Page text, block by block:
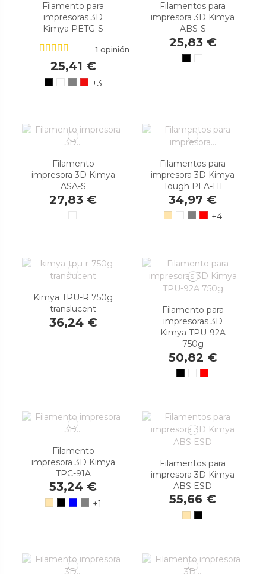
Filamento para
impresoras 3D
Kimya PETG-S
1 opinión
25,41 €
+3
Filamentos para
impresora 3D Kimya
ABS-S
25,83 €
Filamento
impresora 3D Kimya
ASA-S
27,83 €
Filamentos para
impresora 3D Kimya
Tough PLA-HI
34,97 €
+4
Kimya TPU-R 750g
translucent
36,24 €
Filamento para
impresoras 3D
Kimya TPU-92A
750g
50,82 €
Filamento
impresora 3D Kimya
TPC-91A
53,24 €
+1
Filamentos para
impresora 3D Kimya
ABS ESD
55,66 €